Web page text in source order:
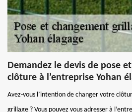
Demandez le devis de pose
clôture à l’entreprise Yohan
Avez-vous l’intention de changer votre
grillage ? Vous pouvez vous adresser à